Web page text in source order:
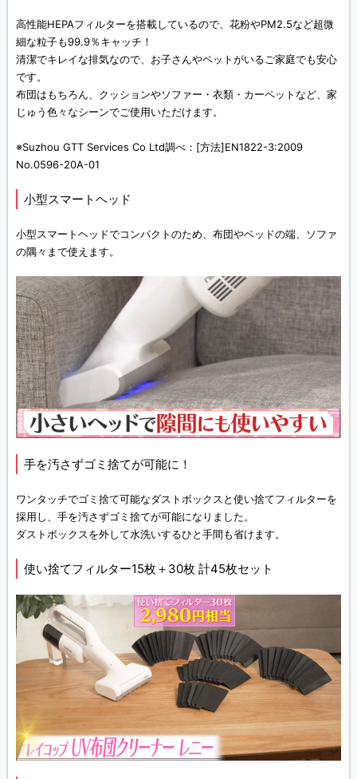
高性能HEPAフィルターを搭載しているので、花粉やPM2.5など超微
細な粒子も99.9％キャッチ！
清潔でキレイな排気なので、お子さんやペットがいるご家庭でも安心
です。
布団はもちろん、クッションやソファー・衣類・カーペットなど、家
じゅう色々なシーンでご使用いただけます。
※Suzhou GTT Services Co Ltd調べ：[方法]EN1822-3:2009
No.0596-20A-01
小型スマートヘッド
小型スマートヘッドでコンパクトのため、布団やベッドの端、ソファ
の隅々まで使えます。
手を汚さずゴミ捨てが可能に！
ワンタッチでゴミ捨て可能なダストボックスと使い捨てフィルターを
採用し、手を汚さずゴミ捨てが可能になりました。
ダストボックスを外して水洗いするひと手間も省けます。
使い捨てフィルター15枚＋30枚 計45枚セット